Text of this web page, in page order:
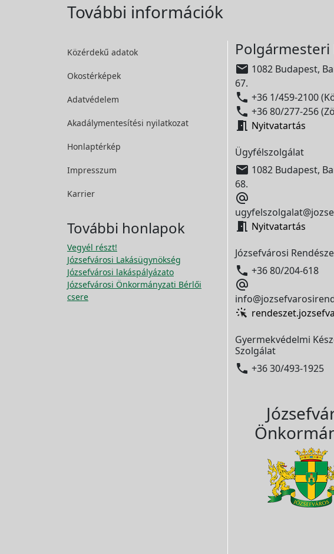
További információk
Közérdekű adatok
Okostérképek
Adatvédelem
Akadálymentesítési nyilatkozat
Honlaptérkép
Impresszum
Karrier
További honlapok
Vegyél részt!
Józsefvárosi Lakásügynökség
Józsefvárosi lakáspályázato
Józsefvárosi Önkormányzati Bérlői
csere
Polgármesteri
 1082 Budapest,
67.
 +36 1/459-2100
 +36 80/277-256
 Nyitvatartás
Ügyfélszolgálat
 1082 Budapest,
68.

 Nyitvatartás
Józsefvárosi
 +36 80/204-618

Gyermekvédelmi
Szolgálat
 +36 30/493-1925